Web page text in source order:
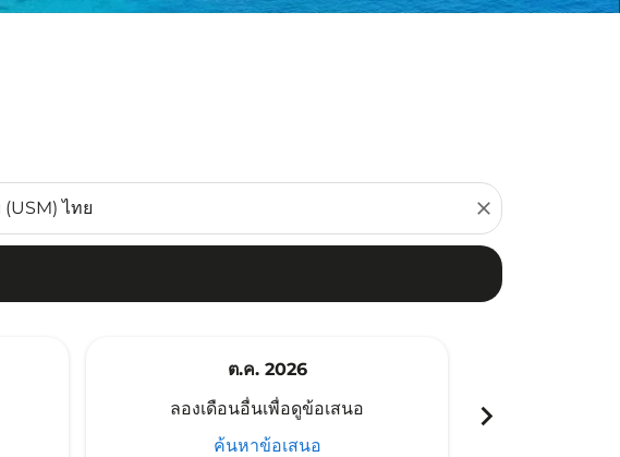
close
ต.ค. 2026
ลองเดือนอื่นเพื่อดูข้อเสนอ
ค้นหาข้อเสนอ
chevron_right